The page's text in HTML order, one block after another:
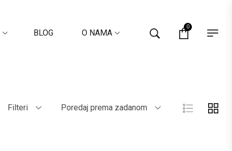
BLOG O NAMA
0
Filteri Poredaj prema zadanom